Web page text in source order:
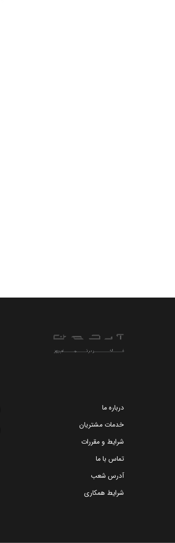
درباره ما
خدمات مشتریان
شرایط و مقررات
تماس با ما
آدرس شعب
شرایط همکاری